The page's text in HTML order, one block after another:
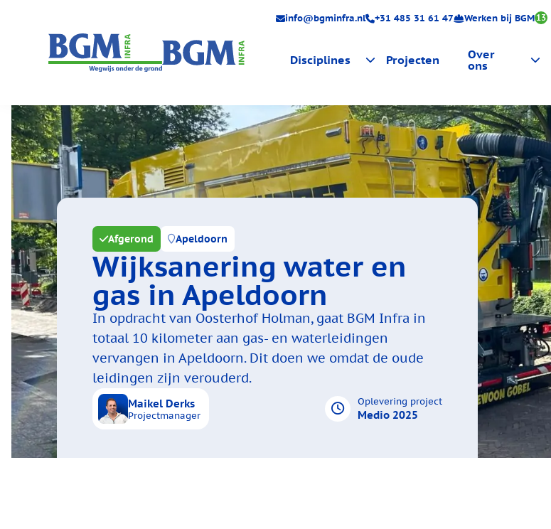
info@bgminfra.nl +31 485 31 61 47 Werken bij BGM13
Disciplines
Engineering
Gas
Water
Elektra
Projecten
Over
ons
Certificeringen
Actueel
Afgerond Apeldoorn
Wijksanering water en
gas in Apeldoorn
In opdracht van Oosterhof Holman, gaat BGM Infra in
totaal 10 kilometer aan gas- en waterleidingen
vervangen in Apeldoorn. Dit doen we omdat de oude
leidingen zijn verouderd.
Maikel Derks
Projectmanager
Oplevering project
Medio 2025